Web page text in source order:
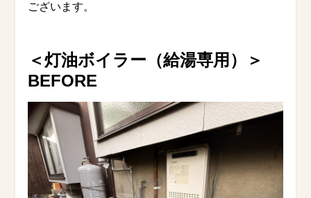
ございます。
＜灯油ボイラー（給湯専用）
＞
BEFORE